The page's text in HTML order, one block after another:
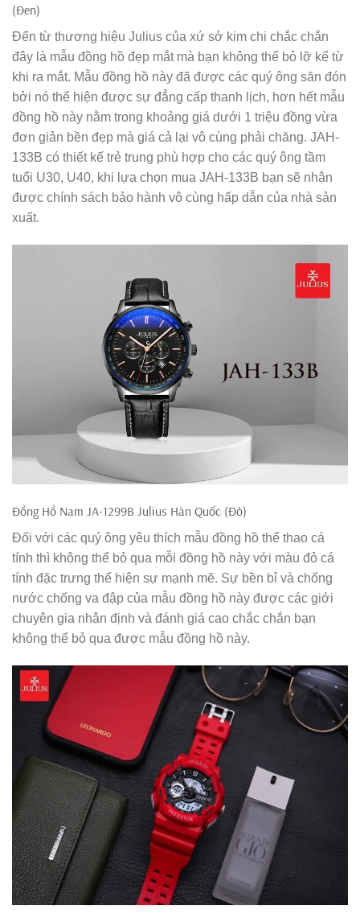
(Đen)
Đến từ thương hiệu Julius của xứ sở kim chi chắc chắn
đây là mẫu đồng hồ đẹp mắt mà bạn không thể bỏ lỡ kể từ
khi ra mắt. Mẫu đồng hồ này đã được các quý ông săn đón
bởi nó thể hiện được sự đẳng cấp thanh lịch, hơn hết mẫu
đồng hồ này nằm trong khoảng giá dưới 1 triệu đồng vừa
đơn giản bền đẹp mà giá cả lại vô cùng phải chăng. JAH-
133B có thiết kế trẻ trung phù hợp cho các quý ông tầm
tuổi U30, U40, khi lựa chọn mua JAH-133B bạn sẽ nhận
được chính sách bảo hành vô cùng hấp dẫn của nhà sản
xuất.
Đồng Hồ Nam JA-1299B Julius Hàn Quốc (Đỏ)
Đối với các quý ông yêu thích mẫu đồng hồ thể thao cá
tính thì không thể bỏ qua mỗi đồng hồ này với màu đỏ cá
tính đặc trưng thể hiện sự mạnh mẽ. Sự bền bỉ và chống
nước chống va đập của mẫu đồng hồ này được các giới
chuyên gia nhận định và đánh giá cao chắc chắn bạn
không thể bỏ qua được mẫu đồng hồ này.